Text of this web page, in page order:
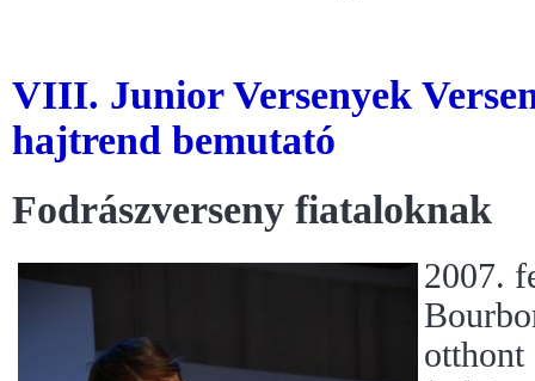
VIII. Junior Versenyek
hajtrend bemutató
Fodrászverseny fiataloknak
2007.
otthont